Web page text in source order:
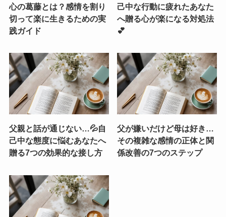
心の葛藤とは？感情を割り
切って楽に生きるための実
践ガイド
己中な行動に疲れたあなた
へ贈る心が楽になる対処法
💕
父親と話が通じない…💦自
己中な態度に悩むあなたへ
贈る7つの効果的な接し方
父が嫌いだけど母は好き…
その複雑な感情の正体と関
係改善の7つのステップ